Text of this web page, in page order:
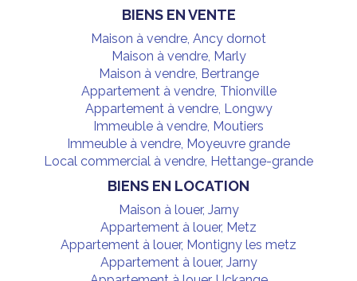
BIENS EN VENTE
Maison à vendre, Ancy dornot
Maison à vendre, Marly
Maison à vendre, Bertrange
Appartement à vendre, Thionville
Appartement à vendre, Longwy
Immeuble à vendre, Moutiers
Immeuble à vendre, Moyeuvre grande
Local commercial à vendre, Hettange-grande
BIENS EN LOCATION
Maison à louer, Jarny
Appartement à louer, Metz
Appartement à louer, Montigny les metz
Appartement à louer, Jarny